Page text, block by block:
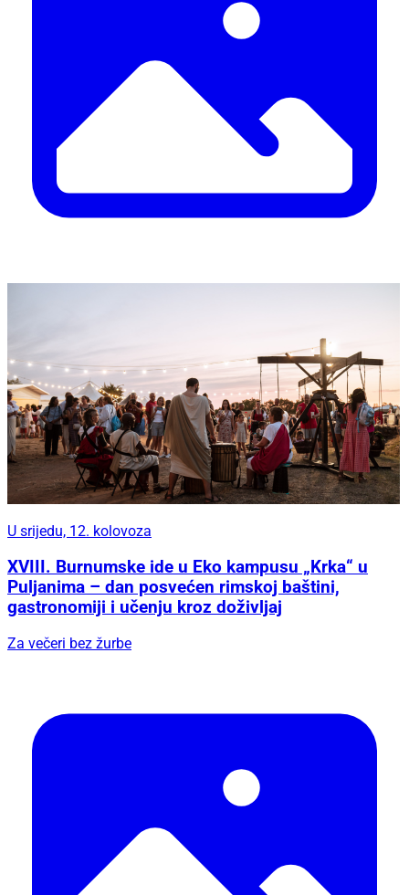
U srijedu, 12. kolovoza
XVIII. Burnumske ide u Eko kampusu „Krka“ u
Puljanima – dan posvećen rimskoj baštini,
gastronomiji i učenju kroz doživljaj
Za večeri bez žurbe